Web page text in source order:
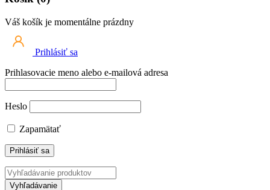
Váš košík je momentálne prázdny
Prihlásiť sa
Prihlasovacie meno alebo e-mailová adresa
Heslo
Zapamätať